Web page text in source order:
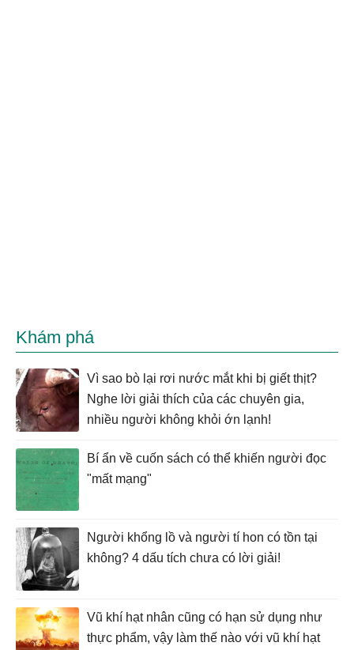
Khám phá
Vì sao bò lại rơi nước mắt khi bị giết thịt?
Nghe lời giải thích của các chuyên gia,
nhiều người không khỏi ớn lạnh!
Bí ẩn về cuốn sách có thể khiến người đọc
"mất mạng"
Người khổng lồ và người tí hon có tồn tại
không? 4 dấu tích chưa có lời giải!
Vũ khí hạt nhân cũng có hạn sử dụng như
thực phẩm, vậy làm thế nào với vũ khí hạt